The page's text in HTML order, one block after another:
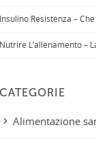
Insulino Resistenza –
Nutrire L’allenamento
CATEGORIE
Alimentazione